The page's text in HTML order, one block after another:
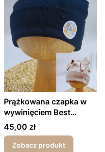
Prążkowana czapka w
wywinięciem Best
Friends
Cena
45,00 zł
Zobacz produkt